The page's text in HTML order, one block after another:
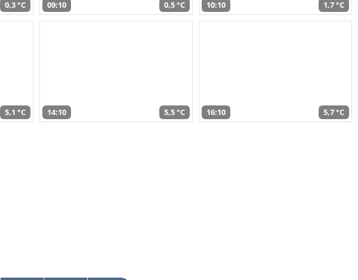
0,3 °C 09:10 0,5 °C 10:10 1,7 °C
5,1 °C 14:10 5,5 °C 16:10 5,7 °C